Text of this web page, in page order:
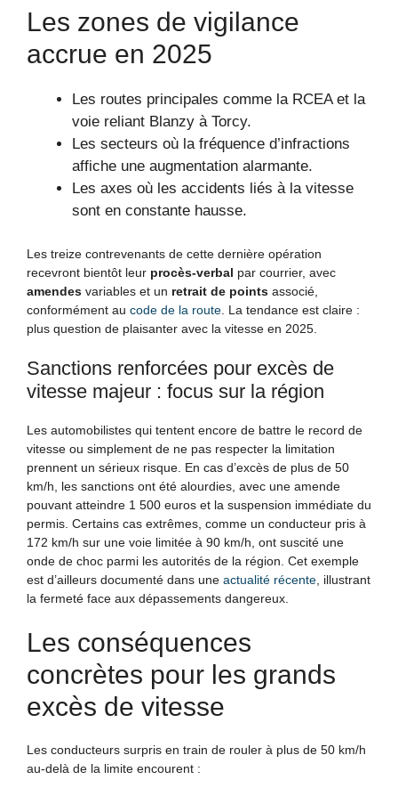
Les zones de vigilance
accrue en 2025
Les routes principales comme la RCEA et la
voie reliant Blanzy à Torcy.
Les secteurs où la fréquence d’infractions
affiche une augmentation alarmante.
Les axes où les accidents liés à la vitesse
sont en constante hausse.
Les treize contrevenants de cette dernière opération
recevront bientôt leur procès-verbal par courrier, avec
amendes variables et un retrait de points associé,
conformément au code de la route . La tendance est claire :
plus question de plaisanter avec la vitesse en 2025.
Sanctions renforcées pour excès de
vitesse majeur : focus sur la région
Les automobilistes qui tentent encore de battre le record de
vitesse ou simplement de ne pas respecter la limitation
prennent un sérieux risque. En cas d’excès de plus de 50
km/h, les sanctions ont été alourdies, avec une amende
pouvant atteindre 1 500 euros et la suspension immédiate du
permis. Certains cas extrêmes, comme un conducteur pris à
172 km/h sur une voie limitée à 90 km/h, ont suscité une
onde de choc parmi les autorités de la région. Cet exemple
est d’ailleurs documenté dans une actualité récente , illustrant
la fermeté face aux dépassements dangereux.
Les conséquences
concrètes pour les grands
excès de vitesse
Les conducteurs surpris en train de rouler à plus de 50 km/h
au-delà de la limite encourent :